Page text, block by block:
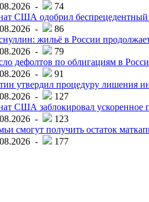
-
74
США одобрил беспрецедентный
-
86
жильё в России
-
79
дефолтов по облигациям в
-
91
утвердил процедуру лишения
-
127
США заблокировал ускоренное
-
123
смогут получить остаток
-
177